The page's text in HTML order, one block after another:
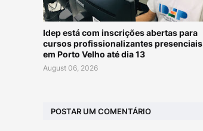
Idep está com inscrições abertas para
cursos profissionalizantes presenciais
em Porto Velho até dia 13
August 06, 2026
POSTAR UM COMENTÁRIO